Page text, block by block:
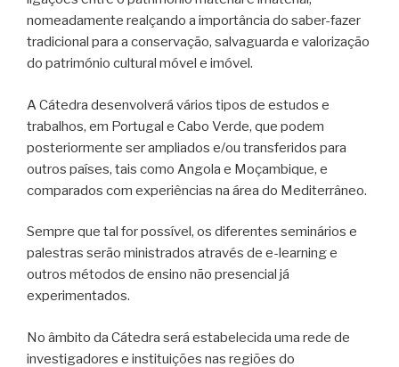
nomeadamente realçando a importância do saber-fazer
tradicional para a conservação, salvaguarda e valorização
do património cultural móvel e imóvel.
A Cátedra desenvolverá vários tipos de estudos e
trabalhos, em Portugal e Cabo Verde, que podem
posteriormente ser ampliados e/ou transferidos para
outros países, tais como Angola e Moçambique, e
comparados com experiências na área do Mediterrâneo.
Sempre que tal for possível, os diferentes seminários e
palestras serão ministrados através de e-learning e
outros métodos de ensino não presencial já
experimentados.
No âmbito da Cátedra será estabelecida uma rede de
investigadores e instituições nas regiões do